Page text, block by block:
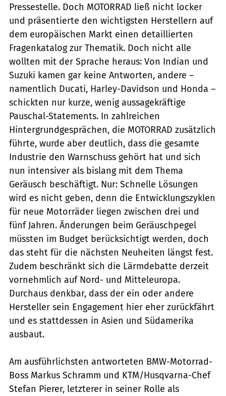
Pressestelle. Doch MOTORRAD ließ nicht locker
und ­präsentierte den wichtigsten Herstellern auf
dem europäischen Markt einen detaillierten
Fragenkatalog zur Thematik. Doch nicht alle
wollten mit der Sprache heraus: Von Indian und
Suzuki kamen gar keine Antworten, andere –
namentlich Ducati, Harley-Davidson und Honda –
schickten nur kurze, wenig aussagekräftige
Pauschal-Statements. In zahlreichen
Hintergrundgesprächen, die MOTORRAD zusätzlich
führte, wurde aber deutlich, dass die gesamte
Industrie den Warnschuss gehört hat und sich
nun intensiver als bislang mit dem Thema
Geräusch beschäftigt. Nur: Schnelle Lösungen
wird es nicht geben, denn die Entwicklungszyklen
für neue Motorräder liegen zwischen drei und
fünf Jahren. Änderungen beim Geräuschpegel
müssten im Budget berücksichtigt werden, doch
das steht für die nächsten Neuheiten längst fest.
Zudem beschränkt sich die Lärmdebatte derzeit
vornehmlich auf Nord- und Mitteleuropa.
Durchaus denkbar, dass der ein oder andere
Hersteller sein Engagement hier eher zurückfährt
und es stattdessen in Asien und Südamerika
ausbaut.
Am ausführlichsten antworteten BMW-Motorrad-
Boss Markus Schramm und KTM/Husqvarna-Chef
Stefan Pierer, letzterer in seiner Rolle als